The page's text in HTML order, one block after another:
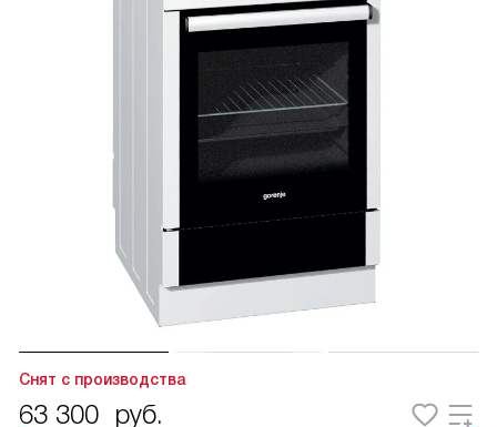
Снят с производства
63 300 руб.